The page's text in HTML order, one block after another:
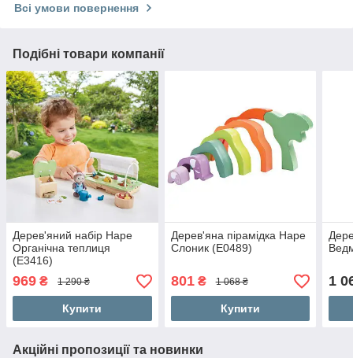
Всі умови повернення
Подібні товари компанії
Дерев'яний набір Hape
Органічна теплиця
(E3416)
969 ₴ 1 290 ₴
Купити
Дерев'яна пірамідка Hape
Слоник (E0489)
801₴ 1 068 ₴
Купити
1
Акційні пропозиції та новинки